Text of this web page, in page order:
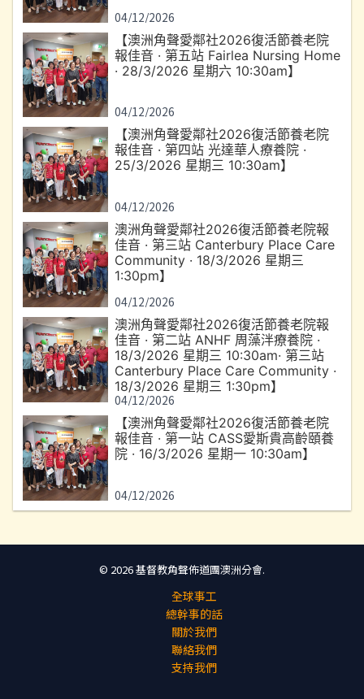
04/12/2026
【澳洲角聲愛鄰社2026復活節養老院
報佳音 · 第五站 Fairlea Nursing Home
· 28/3/2026 星期六 10:30am】
04/12/2026
【澳洲角聲愛鄰社2026復活節養老院
報佳音 · 第四站 光達華人療養院 ·
25/3/2026 星期三 10:30am】
04/12/2026
澳洲角聲愛鄰社2026復活節養老院報
佳音 · 第三站 Canterbury Place Care
Community · 18/3/2026 星期三
1:30pm】
04/12/2026
澳洲角聲愛鄰社2026復活節養老院報
佳音 · 第二站 ANHF 周藻泮療養院 ·
18/3/2026 星期三 10:30am· 第三站
Canterbury Place Care Community ·
18/3/2026 星期三 1:30pm】
04/12/2026
【澳洲角聲愛鄰社2026復活節養老院
報佳音 · 第一站 CASS愛斯貴高齡頤養
院 · 16/3/2026 星期一 10:30am】
04/12/2026
© 2026 基督教角聲佈道團澳洲分會.
全球事工
總幹事的話
關於我們
聯絡我們
支持我們